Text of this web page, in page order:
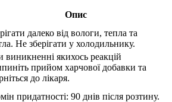
Опис
далеко від вологи, тепла та
Не зберігати у холодильнику.
виникненні якихось реакцій
прийом харчової добавки та
до лікаря.
придатності: 90 днів після розтину.